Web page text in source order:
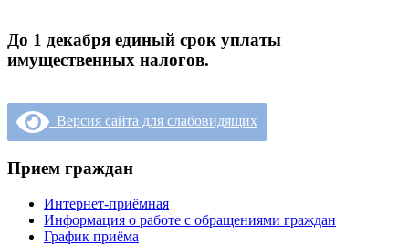
До 1 декабря единый срок уплаты
имущественных налогов.
Версия сайта для слабовидящих
Прием граждан
Интернет-приёмная
Информация о работе с обращениями граждан
График приёма